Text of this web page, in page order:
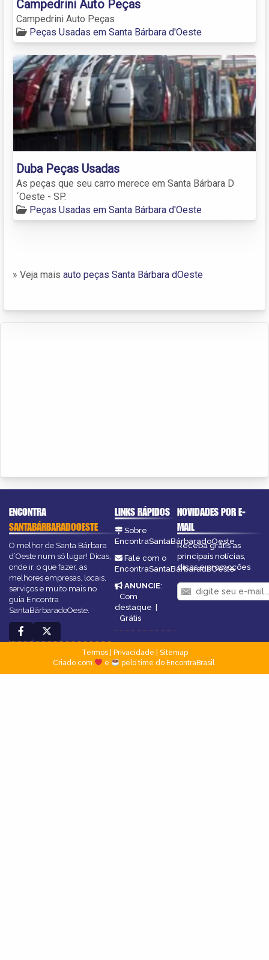
Campedrini Auto Peças
Campedrini Auto Peças
Peças Usadas em Santa Bárbara d'Oeste
Duba Peças Usadas
As peças que seu carro merece em Santa Bárbara D
´Oeste - SP.
Peças Usadas em Santa Bárbara d'Oeste
» Veja mais auto peças Santa Bárbara dOeste
ENCONTRA
SANTABÁRBARADOOESTE
O melhor de Santa Bárbara
d’Oeste num só lugar! Dicas,
onde ir, o que fazer, as
melhores empresas, locais,
serviços e muito mais no
guia Encontra
SantaBárbaradoOeste.
LINKS RÁPIDOS
Sobre
EncontraSantaBárbaradoOeste
Fale com o
EncontraSantaBárbaradoOeste
ANUNCIE:
Com
destaque |
Grátis
NOVIDADES POR E-
MAIL
Receba grátis as
principais notícias,
dicas e promoções
Termos| Privacidade
Sitemap
Criado com
e pelo time do EncontraBrasil